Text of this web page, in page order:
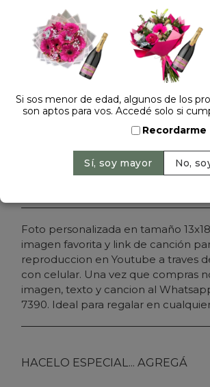
Dejá tu opinión
FOTO PERSONALIZADA CON QR
Cantidad:
Agregar al carrito
Foto personalizada en tamaño
imagen favorita y link de canción
reproduccion en Youtube a traves
con celular. Una vez que compras
imagen, texto y cancion al
7390. Ideal para regalar en
HACELO ESPECIAL... AGREGÁ
Si sos menor de edad, algunos de los
son aptos para vos. Accedé solo si
Recordarme